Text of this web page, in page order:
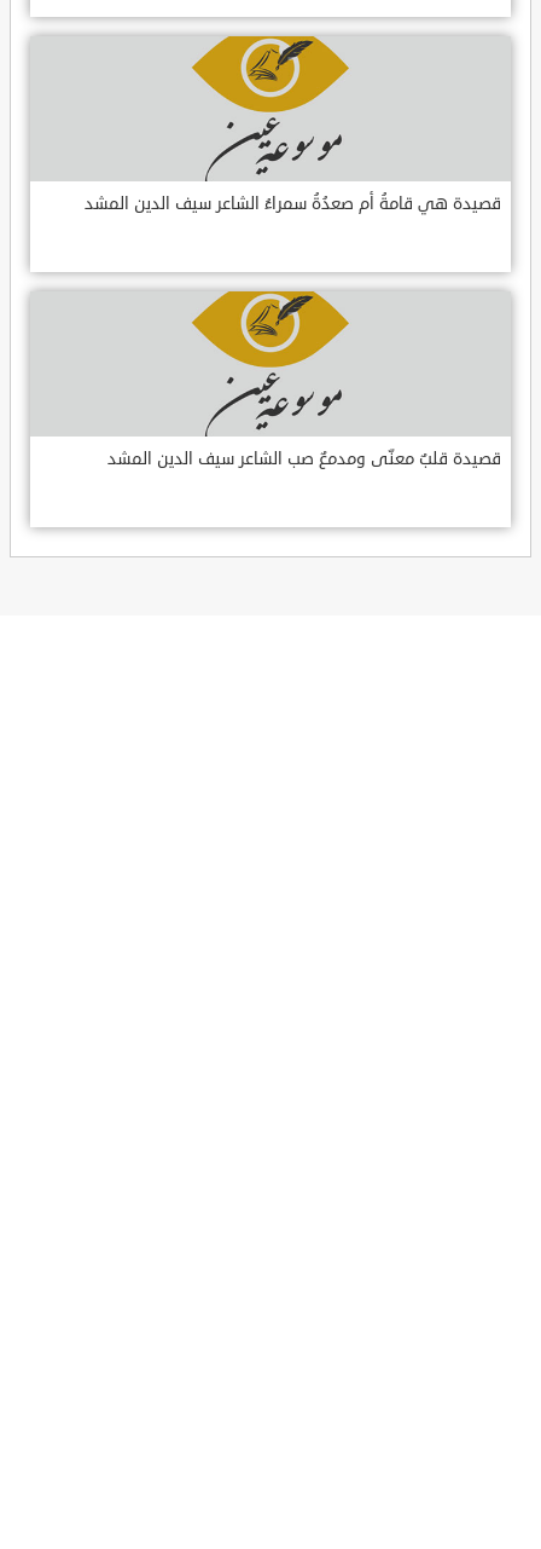
قصيدة هي قامةُ أم صعدُةُ سمراءُ الشاعر سيف الدين المشد
قصيدة قلبٌ معنّى ومدمعٌ صب الشاعر سيف الدين المشد